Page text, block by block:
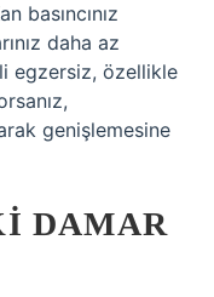
basıncınız
daha az
egzersiz, özellikle
genişlemesine
DAMAR